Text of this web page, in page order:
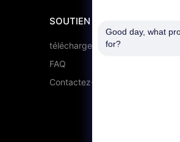
SOUTIEN
télécharger
FAQ
Contactez-nous
Good day, what
for?